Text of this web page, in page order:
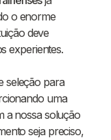
o enorme
deve
experientes.
seleção para
uma
a nossa solução
seja preciso,